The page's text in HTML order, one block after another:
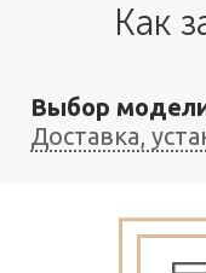
Как
Выбор
Доставка,